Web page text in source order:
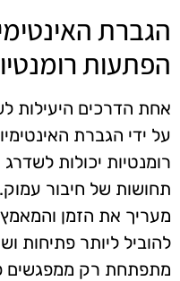
הגברת
הפתעות
אחת הדרכים היעילות
על ידי הגברת
רומנטיות יכולות
תחושות של חיבור
מעריך את הזמן
להוביל ליותר פתיחות
מתפתחת רק ממפגשים